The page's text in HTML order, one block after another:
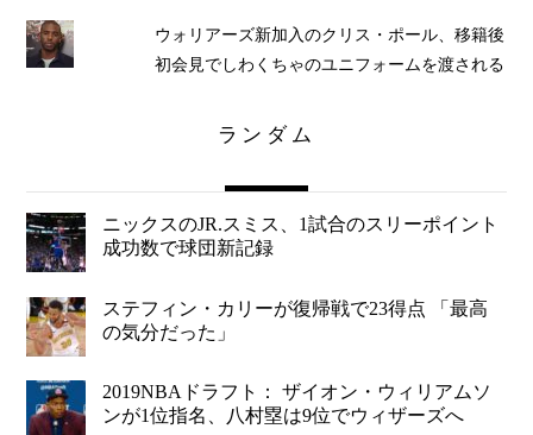
ウォリアーズ新加入のクリス・ポール、移籍後
初会見でしわくちゃのユニフォームを渡される
ランダム
ニックスのJR.スミス、1試合のスリーポイント
成功数で球団新記録
ステフィン・カリーが復帰戦で23得点 「最高
の気分だった」
2019NBAドラフト： ザイオン・ウィリアムソ
ンが1位指名、八村塁は9位でウィザーズへ